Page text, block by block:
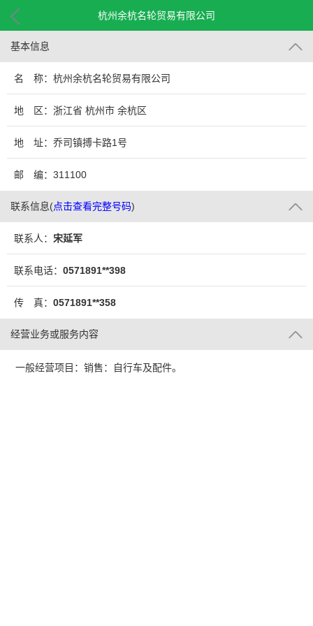
杭州余杭名轮贸易有限公司
基本信息
名 称：杭州余杭名轮贸易有限公司
地 区：浙江省 杭州市 余杭区
地 址：乔司镇搏卡路1号
邮 编：311100
联系信息(点击查看完整号码)
联系人： 宋延军
联系电话： 0571891**398
传 真： 0571891**358
经营业务或服务内容
一般经营项目：销售：自行车及配件。